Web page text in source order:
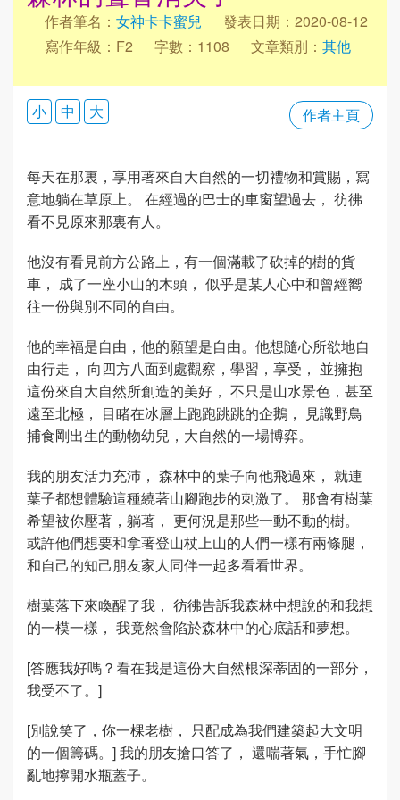
作者筆名： 女神卡卡蜜兒
發表日期：2020-08-12
寫作年級：F2
字數：1108 文章類別： 其他
作者主頁
小 中 大
每天在那裏，享用著來自大自然的一切禮物和賞賜，寫
意地躺在草原上。 在經過的巴士的車窗望過去， 彷彿
看不見原來那裏有人。
他沒有看見前方公路上，有一個滿載了砍掉的樹的貨
車， 成了一座小山的木頭， 似乎是某人心中和曾經嚮
往一份與別不同的自由。
他的幸福是自由，他的願望是自由。他想隨心所欲地自
由行走， 向四方八面到處觀察，學習，享受， 並擁抱
這份來自大自然所創造的美好， 不只是山水景色，甚至
遠至北極， 目睹在冰層上跑跑跳跳的企鵝， 見識野鳥
捕食剛出生的動物幼兒，大自然的一場博弈。
我的朋友活力充沛， 森林中的葉子向他飛過來， 就連
葉子都想體驗這種繞著山腳跑步的刺激了。 那會有樹葉
希望被你壓著，躺著， 更何況是那些一動不動的樹。
或許他們想要和拿著登山杖上山的人們一樣有兩條腿，
和自己的知己朋友家人同伴一起多看看世界。
樹葉落下來喚醒了我， 彷彿告訴我森林中想說的和我想
的一模一樣， 我竟然會陷於森林中的心底話和夢想。
[答應我好嗎？看在我是這份大自然根深蒂固的一部分，
我受不了。]
[別說笑了，你一棵老樹， 只配成為我們建築起大文明
的一個籌碼。] 我的朋友搶口答了， 還喘著氣，手忙腳
亂地擰開水瓶蓋子。